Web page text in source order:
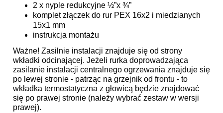
2 x nyple redukcyjne ½”x ¾”
komplet złączek do rur PEX 16x2 i miedzianych
15x1 mm
instrukcja montażu
Ważne! Zasilnie instalacji znajduje się od strony
wkładki odcinającej. Jeżeli rurka doprowadzająca
zasilanie instalacji centralnego ogrzewania znajduje się
po lewej stronie - patrząc na grzejnik od frontu - to
wkładka termostatyczna z głowicą będzie znajdować
się po prawej stronie (należy wybrać zestaw w wersji
prawej).